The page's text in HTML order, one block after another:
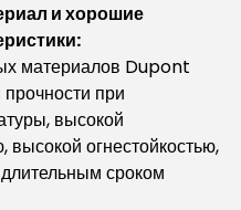
и хорошие
материалов Dupont
при
высокой
высокой огнестойкостью,
сроком